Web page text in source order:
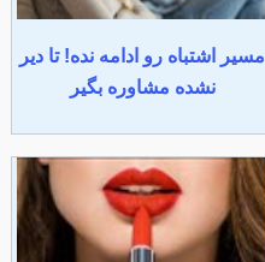
مسیر اشتباه رو ادامه نده! تا دیر
نشده مشاوره بگیر